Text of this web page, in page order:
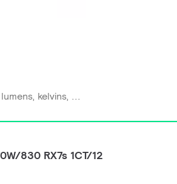
830 RX7s 1CT/12